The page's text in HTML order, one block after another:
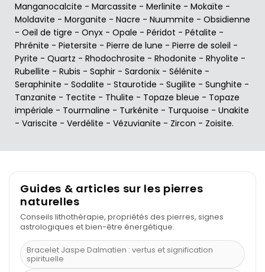
Manganocalcite - Marcassite - Merlinite - Mokaïte -
Moldavite - Morganite - Nacre - Nuummite - Obsidienne
- Oeil de tigre - Onyx - Opale - Péridot - Pétalite -
Phrénite - Pietersite - Pierre de lune - Pierre de soleil -
Pyrite - Quartz - Rhodochrosite - Rhodonite - Rhyolite -
Rubellite - Rubis - Saphir - Sardonix - Sélénite -
Seraphinite - Sodalite - Staurotide - Sugilite - Sunghite -
Tanzanite - Tectite - Thulite - Topaze bleue - Topaze
impériale - Tourmaline - Turkénite - Turquoise - Unakite
- Variscite - Verdélite - Vézuvianite - Zircon - Zoisite.
Guides & articles sur les pierres
naturelles
Conseils lithothérapie, propriétés des pierres, signes
astrologiques et bien-être énergétique.
Bracelet Jaspe Dalmatien : vertus et signification
spirituelle